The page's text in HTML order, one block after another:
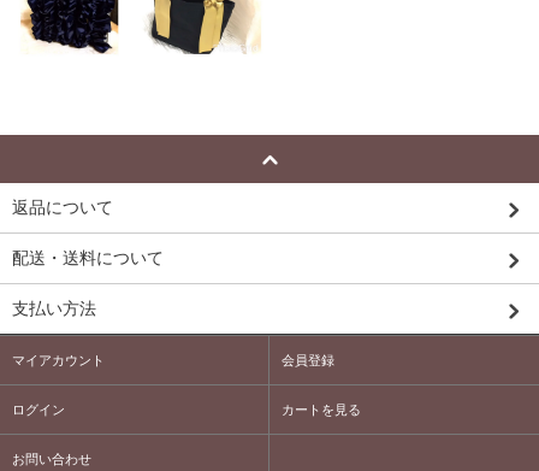
返品について
配送・送料について
支払い方法
マイアカウント 会員登録
ログイン カートを見る
お問い合わせ